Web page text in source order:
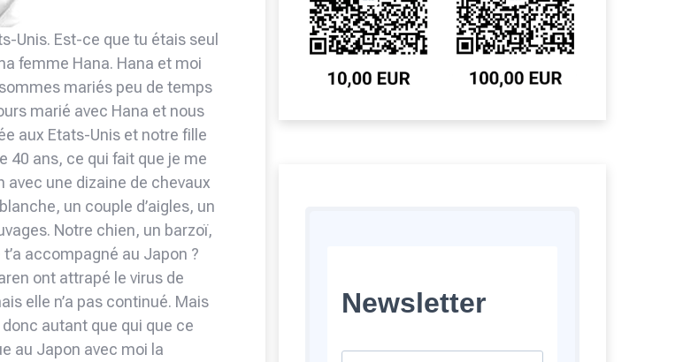
Unis. Est-ce que tu étais seul
femme Hana. Hana et moi
mariés peu de temps
marié avec Hana et nous
aux Etats-Unis et notre fille
40 ans, ce qui fait que je me
avec une dizaine de chevaux
un couple d’aigles, un
Notre chien, un barzoï,
accompagné au Japon ?
ont attrapé le virus de
elle n’a pas continué. Mais
autant que qui que ce
au Japon avec moi la